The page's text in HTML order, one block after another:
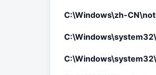
C:\Windows\zh-